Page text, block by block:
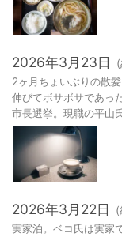
2026年3月23日
2ヶ月ちょいぶりの散
伸びてボサボサであっ
市長選挙。現職の平山
2026年3月22日 (
実家泊。ベコ氏は実家